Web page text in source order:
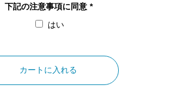
下記の注意事項に同意 *
はい
阪
府
カートに入れる